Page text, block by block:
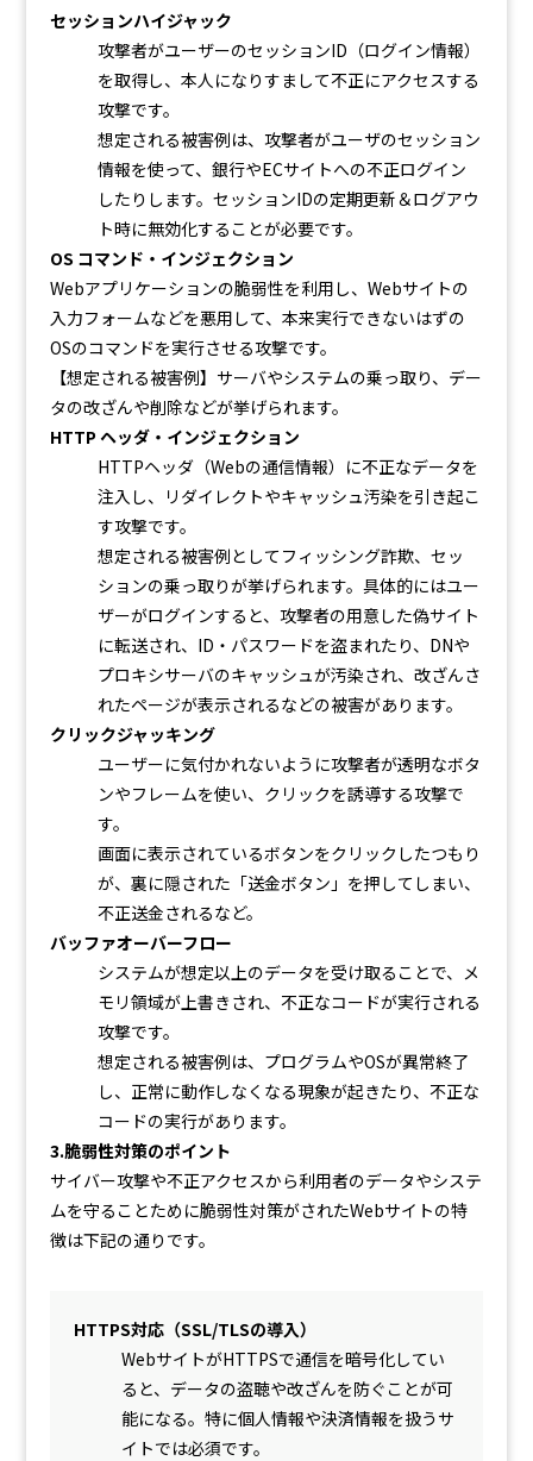
セッションハイジャック
攻撃者がユーザーのセッションID（ログイン情報）
を取得し、本人になりすまして不正にアクセスする
攻撃です。
想定される被害例は、攻撃者がユーザのセッション
情報を使って、銀行やECサイトへの不正ログイン
したりします。セッションIDの定期更新＆ログアウ
ト時に無効化することが必要です。
OS コマンド・インジェクション
Webアプリケーションの脆弱性を利用し、Webサイトの
入力フォームなどを悪用して、本来実行できないはずの
OSのコマンドを実行させる攻撃です。
【想定される被害例】サーバやシステムの乗っ取り、デー
タの改ざんや削除などが挙げられます。
HTTP ヘッダ・インジェクション
HTTPヘッダ（Webの通信情報）に不正なデータを
注入し、リダイレクトやキャッシュ汚染を引き起こ
す攻撃です。
想定される被害例としてフィッシング詐欺、セッ
ションの乗っ取りが挙げられます。具体的にはユー
ザーがログインすると、攻撃者の用意した偽サイト
に転送され、ID・パスワードを盗まれたり、DNや
プロキシサーバのキャッシュが汚染され、改ざんさ
れたページが表示されるなどの被害があります。
クリックジャッキング
ユーザーに気付かれないように攻撃者が透明なボタ
ンやフレームを使い、クリックを誘導する攻撃で
す。
画面に表示されているボタンをクリックしたつもり
が、裏に隠された「送金ボタン」を押してしまい、
不正送金されるなど。
バッファオーバーフロー
システムが想定以上のデータを受け取ることで、メ
モリ領域が上書きされ、不正なコードが実行される
攻撃です。
想定される被害例は、プログラムやOSが異常終了
し、正常に動作しなくなる現象が起きたり、不正な
コードの実行があります。
3.脆弱性対策のポイント
サイバー攻撃や不正アクセスから利用者のデータやシステ
ムを守ることために脆弱性対策がされたWebサイトの特
徴は下記の通りです。
HTTPS対応（SSL/TLSの導入）
WebサイトがHTTPSで通信を暗号化してい
ると、データの盗聴や改ざんを防ぐことが可
能になる。特に個人情報や決済情報を扱うサ
イトでは必須です。